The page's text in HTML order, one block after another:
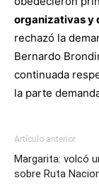
organizativas y
rechazó la
Bernardo
continuada
la parte
Artículo anterior
Margarita: volcó
sobre Ruta